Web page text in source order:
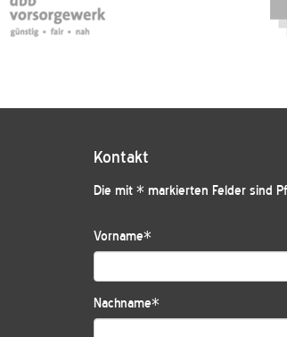
Kontakt
Die mit * markierten Felder sind
Vorname*
Nachname*